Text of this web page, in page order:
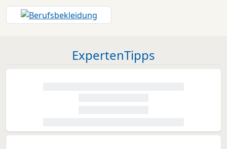
ExpertenTipps